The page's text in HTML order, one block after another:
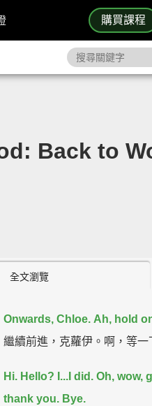
購買課程
Back to
全文瀏覽
Onwards, Chloe. Ah, hold
繼續前進，克蘿伊。啊，等一
Hi. Hello? I...I did. Oh, wow,
thank you. Bye.